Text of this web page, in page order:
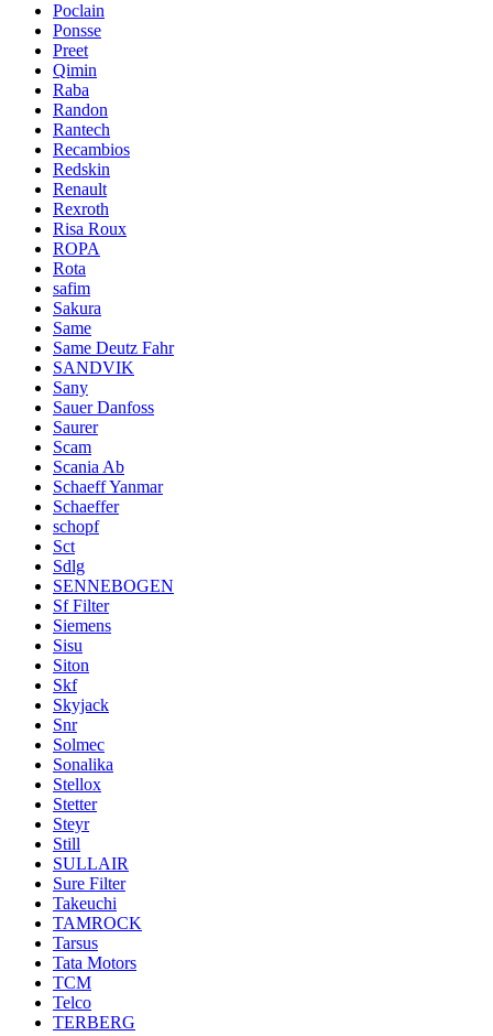
Poclain
Ponsse
Preet
Qimin
Raba
Randon
Rantech
Recambios
Redskin
Renault
Rexroth
Risa Roux
ROPA
Rota
safim
Sakura
Same
Same Deutz Fahr
SANDVIK
Sany
Sauer Danfoss
Saurer
Scam
Scania Ab
Schaeff Yanmar
Schaeffer
schopf
Sct
Sdlg
SENNEBOGEN
Sf Filter
Siemens
Sisu
Siton
Skf
Skyjack
Snr
Solmec
Sonalika
Stellox
Stetter
Steyr
Still
SULLAIR
Sure Filter
Takeuchi
TAMROCK
Tarsus
Tata Motors
TCM
Telco
TERBERG